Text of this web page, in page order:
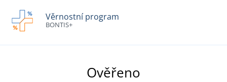
Věrnostní program
BONTIS+
Ověřeno